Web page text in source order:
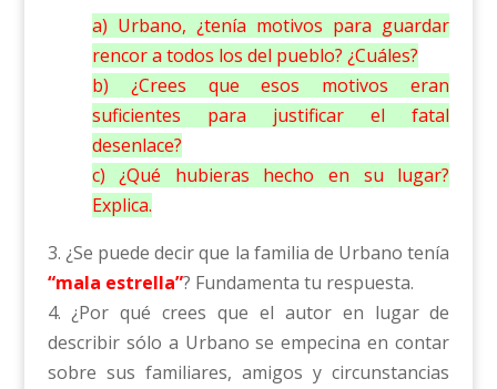
a) Urbano, ¿tenía motivos para guardar
rencor a todos los del pueblo? ¿Cuáles?
b) ¿Crees que esos motivos eran
suficientes para justificar el fatal
desenlace?
c) ¿Qué hubieras hecho en su lugar?
Explica.
3. ¿Se puede decir que la familia de Urbano tenía
“mala estrella”? Fundamenta tu respuesta.
4. ¿Por qué crees que el autor en lugar de
describir sólo a Urbano se empecina en contar
sobre sus familiares, amigos y circunstancias